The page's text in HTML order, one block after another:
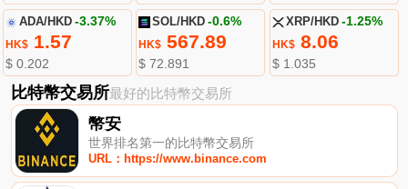
ADA/HKD -3.37%
HK$1.57
$ 0.202
SOL/HKD -0.6%
HK$ 567.89
$ 72.891
XRP/HKD -1.25%
HK$8.06
$ 1.035
比特幣交易所最好的比特幣交易所
幣安
世界排名第一的比特幣交易所
URL：https://www.binance.com